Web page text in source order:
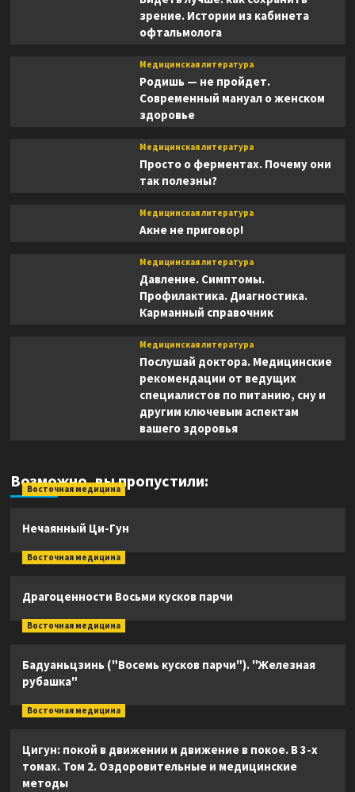
зрение. Истории из кабинета
офтальмолога
Медицинская литература
Родишь — не пройдет.
Современный мануал о женском
здоровье
Медицинская литература
Просто о ферментах. Почему они
так полезны?
Медицинская литература
Акне не приговор!
Медицинская литература
Давление. Симптомы.
Профилактика. Диагностика.
Карманный справочник
Медицинская литература
Послушай доктора. Медицинские
рекомендации от ведущих
специалистов по питанию, сну и
другим ключевым аспектам
вашего здоровья
Возможно, вы пропустили:
Восточная медицина
Нечаянный Ци-Гун
Восточная медицина
Драгоценности Восьми кусков парчи
Восточная медицина
Бадуаньцзинь ("Восемь кусков парчи"). "Железная
рубашка"
Восточная медицина
Цигун: покой в движении и движение в покое. В 3-х
томах. Том 2. Оздоровительные и медицинские
методы